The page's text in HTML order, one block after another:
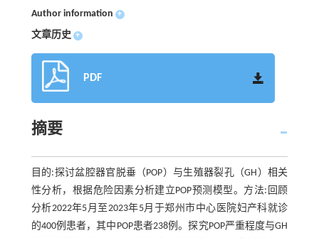
Author information +
文章历史 +
PDF
摘要
目的:探讨盆腔器官脱垂（POP）与生殖器裂孔（GH）相关
性分析，根据危险因素分析建立POP预测模型。方法:回顾
分析2022年5月至2023年5月于郑州市中心医院妇产科就诊
的400例患者，其中POP患者238例。探究POP严重程度与GH